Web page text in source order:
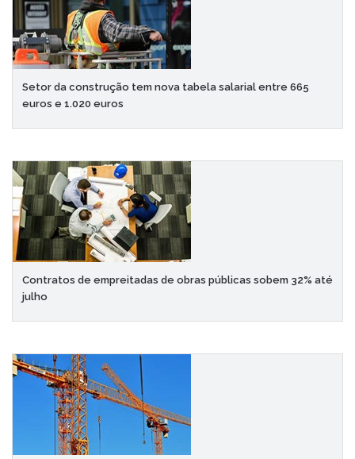
Setor da construção tem nova tabela salarial entre 665
euros e 1.020 euros
Contratos de empreitadas de obras públicas sobem 32% até
julho